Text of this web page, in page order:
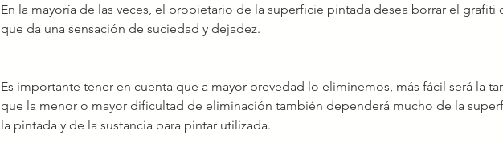
En la mayoría de las veces, el propietario de la superficie pintada desea borrar el grafiti
que da una sensación de suciedad y dejadez.
Es importante tener en cuenta que a mayor brevedad lo eliminemos, más fácil será la
que la menor o mayor dificultad de eliminación también dependerá mucho de la
la pintada y de la sustancia para pintar utilizada.